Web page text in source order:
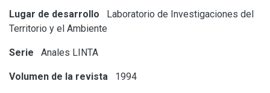
Lugar de desarrollo
Laboratorio de Investigaciones del
Territorio y el Ambiente
Serie Anales LINTA
Volumen de la revista 1994